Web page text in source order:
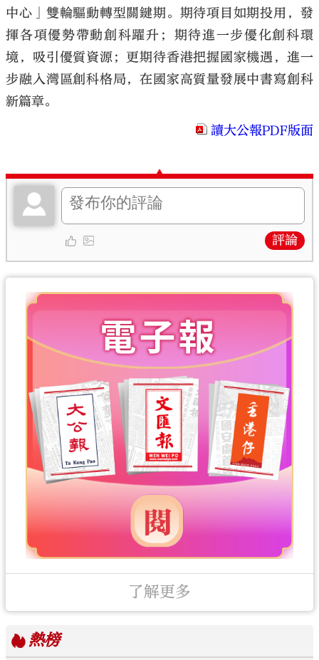
中心」雙輪驅動轉型關鍵期。期待項目如期投用，發
揮各項優勢帶動創科躍升；期待進一步優化創科環
境，吸引優質資源；更期待香港把握國家機遇，進一
步融入灣區創科格局，在國家高質量發展中書寫創科
新篇章。
讀大公報PDF版面
評論
了解更多
熱榜